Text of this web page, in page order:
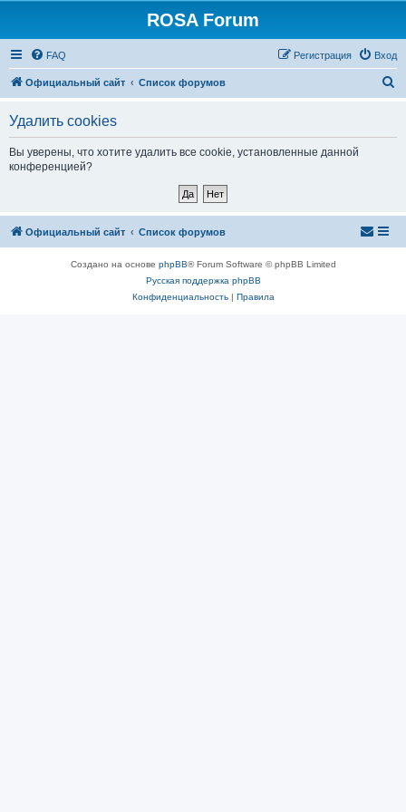
ROSA Forum
FAQ Вход
Регистрация
Официальный сайт Список форумов
Удалить cookies
Вы уверены, что хотите удалить все cookie, установленные данной
конференцией?
Официальный сайт Список форумов
Создано на основе phpBB® Forum Software © phpBB Limited
Русская поддержка phpBB
Конфиденциальность| Правила